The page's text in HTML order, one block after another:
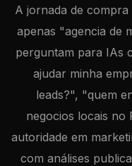
A jornada de compra
apenas "agencia de
perguntam para IAs
ajudar minha
leads?", "quem
negocios locais no
autoridade em
com análises